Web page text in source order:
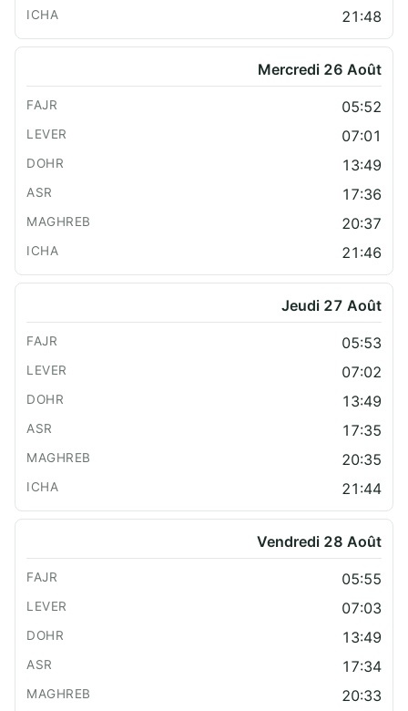
21:48
Mercredi 26 Août
05:52
07:01
13:49
17:36
20:37
21:46
Jeudi 27 Août
05:53
07:02
13:49
17:35
20:35
21:44
Vendredi 28 Août
05:55
07:03
13:49
17:34
20:33